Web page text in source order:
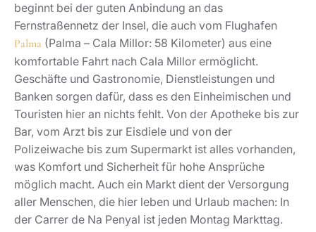
beginnt bei der guten Anbindung an das
Fernstraßennetz der Insel, die auch vom Flughafen
Palma (Palma – Cala Millor: 58 Kilometer) aus eine
komfortable Fahrt nach Cala Millor ermöglicht.
Geschäfte und Gastronomie, Dienstleistungen und
Banken sorgen dafür, dass es den Einheimischen und
Touristen hier an nichts fehlt. Von der Apotheke bis zur
Bar, vom Arzt bis zur Eisdiele und von der
Polizeiwache bis zum Supermarkt ist alles vorhanden,
was Komfort und Sicherheit für hohe Ansprüche
möglich macht. Auch ein Markt dient der Versorgung
aller Menschen, die hier leben und Urlaub machen: In
der Carrer de Na Penyal ist jeden Montag Markttag.